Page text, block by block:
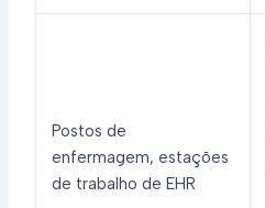
Postos de
enfermagem, estações
de trabalho de EHR